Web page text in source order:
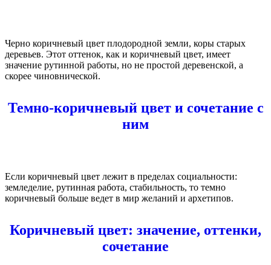
Черно коричневый цвет плодородной земли, коры старых
деревьев. Этот оттенок, как и коричневый цвет, имеет
значение рутинной работы, но не простой деревенской, а
скорее чиновнической.
Темно-коричневый цвет и сочетание с
ним
Если коричневый цвет лежит в пределах социальности:
земледелие, рутинная работа, стабильность, то темно
коричневый больше ведет в мир желаний и архетипов.
Коричневый цвет: значение, оттенки,
сочетание